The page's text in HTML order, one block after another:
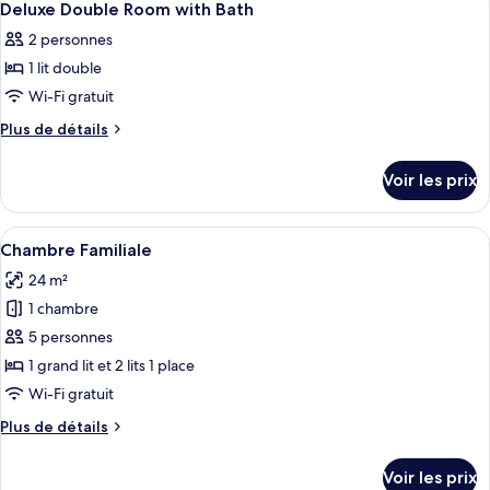
de
Suite
Master,
View
toutes
les
photos
pour
ce
chambre :
Deluxe
Double
Room
with
Bath
14
Deluxe Double Room with Bath
2 personnes
1 lit double
Wi-Fi gratuit
Plus de détails
Plus
le
type
de
Deluxe
Double
Room
with
Bath
Voir les prix
Afficher
toutes
les
photos
pour
ce
type
chambre :
Une chambre d’hôtel avec deux
4
Chambre Familiale
24 m²
1 chambre
5 personnes
1 grand lit et 2 lits 1 place
Wi-Fi gratuit
Plus de détails
Plus
Voir les prix